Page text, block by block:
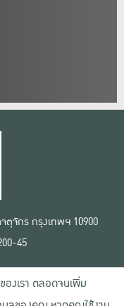
ตุจักร กรุงเทพฯ 10900
45
องเรา ตลอดจนเพิ่ม